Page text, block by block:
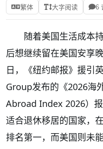
繁体 大字阅读 6
随着美国生活成本
后想继续留在美国安享
日，《纽约邮报》援引
Group发布的《2026海
Abroad Index 2026）
适合退休移居的国家，
排名第一，而美国则未